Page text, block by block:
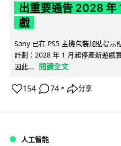
出重要通告 2028 年
戲
Sony 已在 PS5 主機包裝加貼提示
計劃：2028 年 1 月起停產新遊戲
因此...
閱讀全文
154 74 ↗ 分享
人工智能